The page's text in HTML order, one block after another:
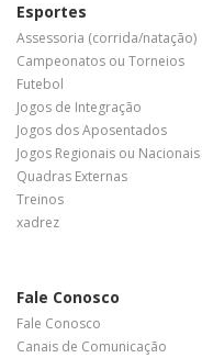
Esportes
Assessoria (corrida/natação)
Campeonatos ou Torneios
Futebol
Jogos de Integração
Jogos dos Aposentados
Jogos Regionais ou Nacionais
Quadras Externas
Treinos
xadrez
Fale Conosco
Fale Conosco
Canais de Comunicação